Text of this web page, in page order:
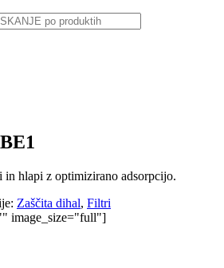
in hlapi z optimizirano adsorpcijo.
Zaščita dihal, Filtri
image_size="full"]